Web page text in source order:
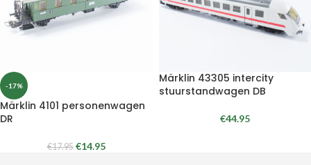
-17%
Märklin 4101 personenwagen
DR
€17.95 €14.95
Märklin 43305 intercity
stuurstandwagen DB
€44.95